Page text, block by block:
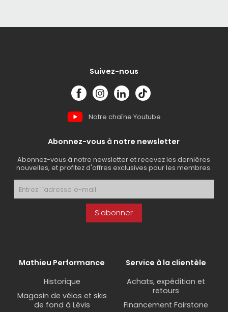
Suivez-nous
Notre chaîne Youtube
Abonnez-vous à notre newsletter
Abonnez-vous à notre newsletter et recevez les dernières
nouvelles, et profitez d'offres exclusives pour les membres.
S'abonner
Mathieu Performance
Historique
Magasin de vélos et skis
de fond à Lévis
Service à la clientèle
Achats, expédition et
retours
Financement Fairstone